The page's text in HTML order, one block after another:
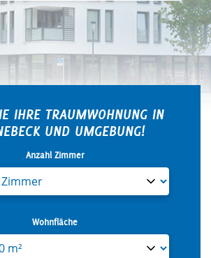
IHRE TRAUMWOHNUNG IN
UND UMGEBUNG!
Anzahl Zimmer
Wohnfläche